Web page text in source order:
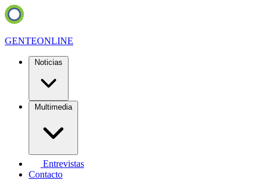
GENTEONLINE
Noticias
Multimedia
Entrevistas
Contacto